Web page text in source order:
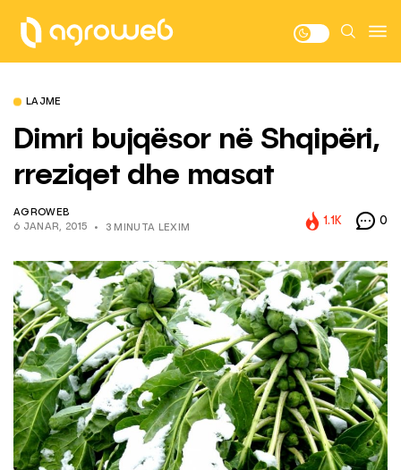
LAJME
Dimri bujqësor në Shqipëri,
rreziqet dhe masat
AGROWEB
6 JANAR, 2015
3 MINUTA LEXIM
1.1K 0